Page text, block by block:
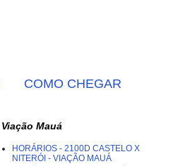
COMO CHEGAR
Viação Mauá
HORÁRIOS - 2100D CASTELO X
NITERÓI - VIAÇÃO MAUÁ